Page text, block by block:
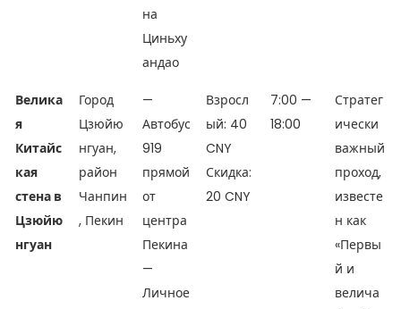
на
Циньху
андао
Велика
я
Китайс
кая
стена в
Цзюйю
нгуан
Город
Цзюйю
нгуан,
район
Чанпин
, Пекин
—
Автобус
919
прямой
от
центра
Пекина
—
Личное
Взросл
ый: 40
CNY
Скидка:
20 CNY
7:00 —
18:00
Стратег
ически
важный
проход,
известе
н как
«Первы
й и
велича